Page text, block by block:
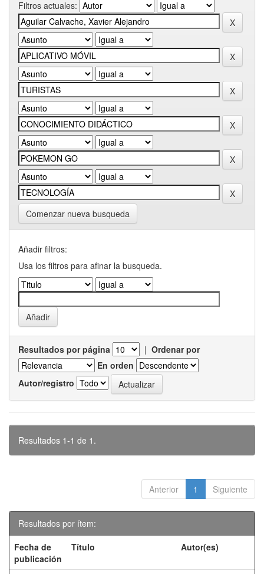
Filtros actuales:
Comenzar nueva busqueda
Añadir filtros:
Usa los filtros para afinar la busqueda.
Resultados por página | Ordenar por
En orden
Autor/registro
Resultados 1-1 de 1.
Anterior 1 Siguiente
Resultados por ítem:
Fecha de
publicación
Título Autor(es)